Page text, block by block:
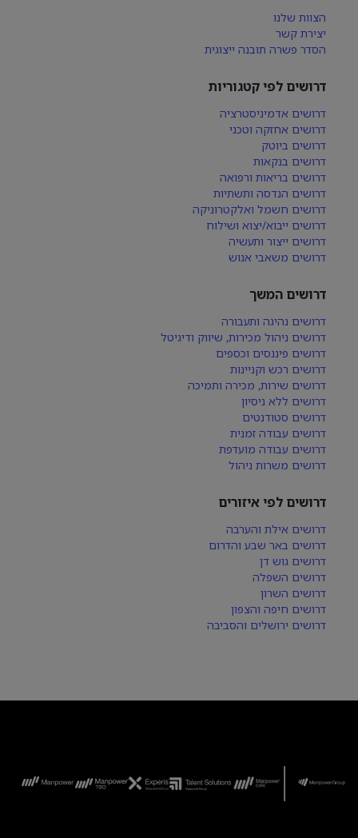
הצוות שלנו
יצירת קשר
הסדר פשרה תובנה ייצוגית
דרושים לפי קטגוריות
דרושים אדמיניסטרציה
דרושים אחזקה וטכני
דרושים ביוטק
דרושים בנקאות
דרושים בריאות ורפואה
דרושים הנדסה ותשתיות
דרושים חשמל ואלקטרוניקה
דרושים ייבוא/יצוא ושילוח
דרושים ייצור ותעשיה
דרושים משאבי אנוש
דרושים המשך
דרושים נהיגה ותעבורה
דרושים ניהול מכירות, שיווק ודיגיטל
דרושים פיננסים וכספים
דרושים רכש וקניינות
דרושים שירות, מכירה ותמיכה
דרושים ללא ניסיון
דרושים סטודנטים
דרושים עבודה זמנית
דרושים עבודה מועדפת
דרושים משרות ניהול
דרושים לפי איזורים
דרושים אילת והערבה
דרושים באר שבע והדרום
דרושים גוש דן
דרושים השפלה
דרושים השרון
דרושים חיפה והצפון
דרושים ירושלים והסביבה